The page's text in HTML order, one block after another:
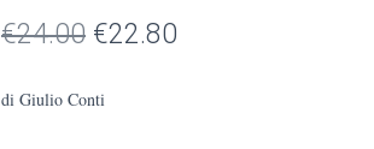
€24.00 Il
€22.80
di Giulio Conti